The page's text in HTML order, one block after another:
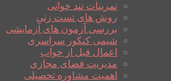
تمرینات تند خوانی
روش های تست زنی
بررسی آزمون های آزمایشی
شیمی کنکور سراسری
اعمال قبل از خواب
مدیریت فضای مجازی
اهمیت مشاوره تحصیلی